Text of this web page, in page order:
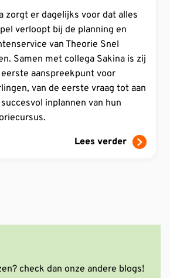
zorgt er dagelijks voor dat alles
verloopt bij de planning en
van Theorie Snel
Samen met collega Sakina is zij
aanspreekpunt voor
van de eerste vraag tot aan
inplannen van hun
Lees verder
check dan onze andere blogs!